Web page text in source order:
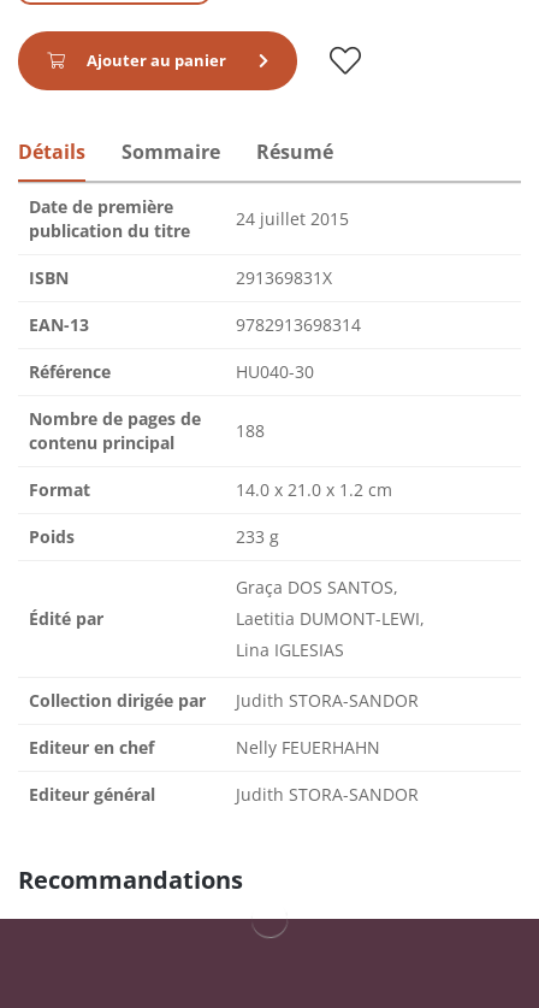
Ajouter au panier
Détails Sommaire Résumé
Date de première
publication du titre
24 juillet 2015
ISBN 291369831X
EAN-13 9782913698314
Référence HU040-30
Nombre de pages de
contenu principal
188
Format 14.0 x 21.0 x 1.2 cm
Poids 233 g
Édité par
Graça DOS SANTOS,
Laetitia DUMONT-LEWI,
Lina IGLESIAS
Collection dirigée par Judith STORA-SANDOR
Editeur en chef Nelly FEUERHAHN
Editeur général Judith STORA-SANDOR
Recommandations